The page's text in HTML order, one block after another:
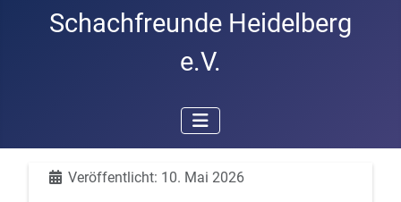
Schachfreunde Heidelberg
e.V.
DetailsVeröffentlicht: 10. Mai 2026